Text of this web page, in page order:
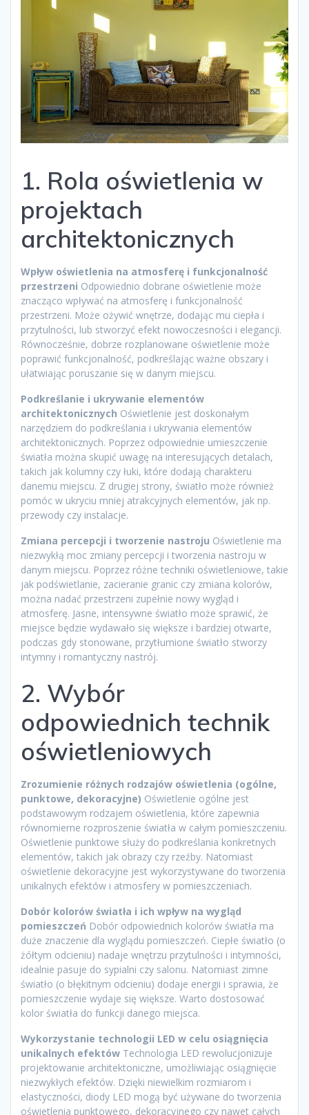
1. Rola oświetlenia w
projektach
architektonicznych
Wpływ oświetlenia na atmosferę i funkcjonalność
przestrzeni Odpowiednio dobrane oświetlenie może
znacząco wpływać na atmosferę i funkcjonalność
przestrzeni. Może ożywić wnętrze, dodając mu ciepła i
przytulności, lub stworzyć efekt nowoczesności i elegancji.
Równocześnie, dobrze rozplanowane oświetlenie może
poprawić funkcjonalność, podkreślając ważne obszary i
ułatwiając poruszanie się w danym miejscu.
Podkreślanie i ukrywanie elementów
architektonicznych Oświetlenie jest doskonałym
narzędziem do podkreślania i ukrywania elementów
architektonicznych. Poprzez odpowiednie umieszczenie
światła można skupić uwagę na interesujących detalach,
takich jak kolumny czy łuki, które dodają charakteru
danemu miejscu. Z drugiej strony, światło może również
pomóc w ukryciu mniej atrakcyjnych elementów, jak np.
przewody czy instalacje.
Zmiana percepcji i tworzenie nastroju Oświetlenie ma
niezwykłą moc zmiany percepcji i tworzenia nastroju w
danym miejscu. Poprzez różne techniki oświetleniowe, takie
jak podświetlanie, zacieranie granic czy zmiana kolorów,
można nadać przestrzeni zupełnie nowy wygląd i
atmosferę. Jasne, intensywne światło może sprawić, że
miejsce będzie wydawało się większe i bardziej otwarte,
podczas gdy stonowane, przytłumione światło stworzy
intymny i romantyczny nastrój.
2. Wybór
odpowiednich technik
oświetleniowych
Zrozumienie różnych rodzajów oświetlenia (ogólne,
punktowe, dekoracyjne) Oświetlenie ogólne jest
podstawowym rodzajem oświetlenia, które zapewnia
równomierne rozproszenie światła w całym pomieszczeniu.
Oświetlenie punktowe służy do podkreślania konkretnych
elementów, takich jak obrazy czy rzeźby. Natomiast
oświetlenie dekoracyjne jest wykorzystywane do tworzenia
unikalnych efektów i atmosfery w pomieszczeniach.
Dobór kolorów światła i ich wpływ na wygląd
pomieszczeń Dobór odpowiednich kolorów światła ma
duże znaczenie dla wyglądu pomieszczeń. Ciepłe światło (o
żółtym odcieniu) nadaje wnętrzu przytulności i intymności,
idealnie pasuje do sypialni czy salonu. Natomiast zimne
światło (o błękitnym odcieniu) dodaje energii i sprawia, że
pomieszczenie wydaje się większe. Warto dostosować
kolor światła do funkcji danego miejsca.
Wykorzystanie technologii LED w celu osiągnięcia
unikalnych efektów Technologia LED rewolucjonizuje
projektowanie architektoniczne, umożliwiając osiągnięcie
niezwykłych efektów. Dzięki niewielkim rozmiarom i
elastyczności, diody LED mogą być używane do tworzenia
oświetlenia punktowego, dekoracyjnego czy nawet całych